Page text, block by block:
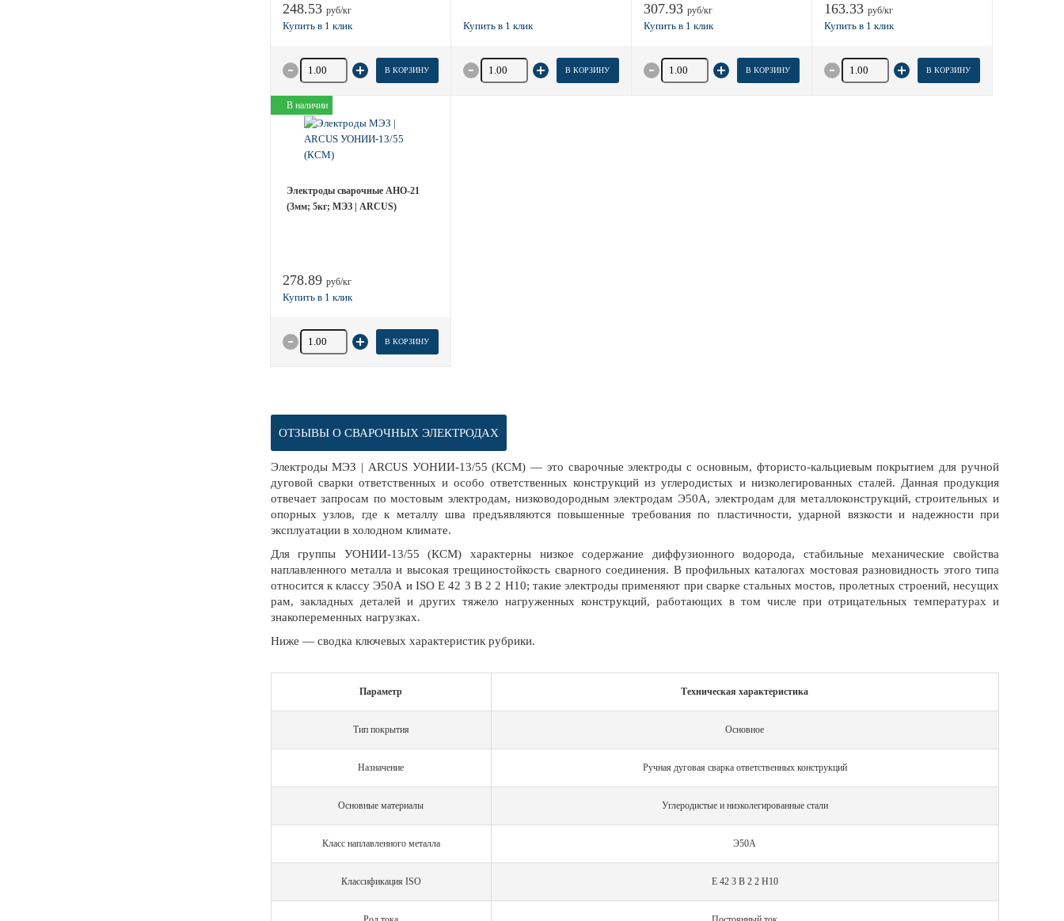
248.53 руб/кг
Количество товара В КОРЗИНУ Количество товара В КОРЗИНУ
307.93 руб/кг
Количество товара В КОРЗИНУ
163.33 руб/кг
Количество товара В КОРЗИНУ
В наличии
Электроды сварочные АНО-21
(3мм; 5кг; МЭЗ | ARCUS)
278.89 руб/кг
Количество товара В КОРЗИНУ
ОТЗЫВЫ О СВАРОЧНЫХ ЭЛЕКТРОДАХ
Электроды МЭЗ | ARCUS УОНИИ-13/55 (КСМ) — это сварочные электроды с основным, фтористо-кальциевым покрытием для ручной
дуговой сварки ответственных и особо ответственных конструкций из углеродистых и низколегированных сталей. Данная продукция
отвечает запросам по мостовым электродам, низководородным электродам Э50А, электродам для металлоконструкций, строительных и
опорных узлов, где к металлу шва предъявляются повышенные требования по пластичности, ударной вязкости и надежности при
эксплуатации в холодном климате.
Для группы УОНИИ-13/55 (КСМ) характерны низкое содержание диффузионного водорода, стабильные механические свойства
наплавленного металла и высокая трещиностойкость сварного соединения. В профильных каталогах мостовая разновидность этого типа
относится к классу Э50А и ISO E 42 3 B 2 2 H10; такие электроды применяют при сварке стальных мостов, пролетных строений, несущих
рам, закладных деталей и других тяжело нагруженных конструкций, работающих в том числе при отрицательных температурах и
знакопеременных нагрузках.
Ниже — сводка ключевых характеристик рубрики.
Параметр Техническая характеристика
Тип покрытия Основное
Назначение Ручная дуговая сварка ответственных конструкций
Основные материалы Углеродистые и низколегированные стали
Класс наплавленного металла Э50А
Классификация ISO E 42 3 B 2 2 H10